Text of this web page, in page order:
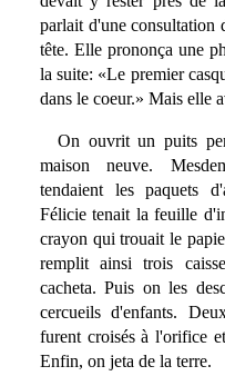
parlait d'une consultation
tête. Elle prononça une
la suite: «Le premier
dans le coeur.» Mais elle
On ouvrit un puits
maison neuve.
tendaient les paquets
Félicie tenait la feuille
crayon qui trouait le
remplit ainsi trois
cacheta. Puis on les
cercueils d'enfants.
furent croisés à l'orifice
Enfin, on jeta de la terre.